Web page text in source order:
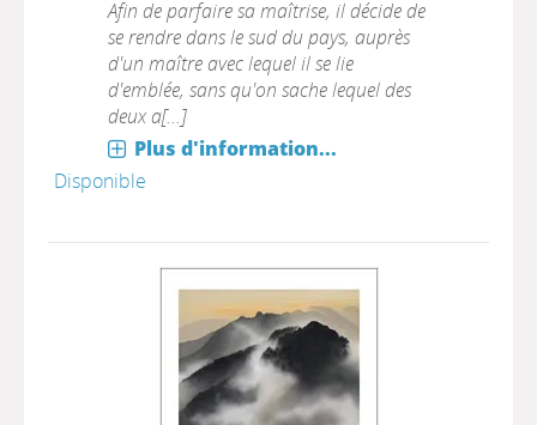
Afin de parfaire sa maîtrise, il décide de
se rendre dans le sud du pays, auprès
d'un maître avec lequel il se lie
d'emblée, sans qu'on sache lequel des
deux a[...]
Plus d'information...
Disponible